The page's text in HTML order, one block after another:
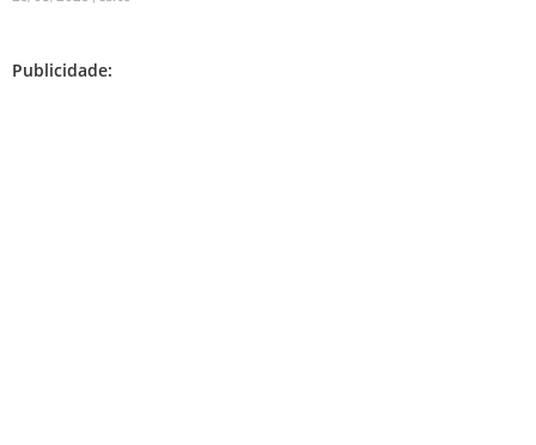
Publicidade: